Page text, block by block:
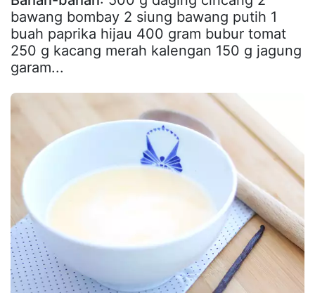
bawang bombay 2 siung bawang putih 1
buah paprika hijau 400 gram bubur tomat
250 g kacang merah kalengan 150 g jagung
garam...